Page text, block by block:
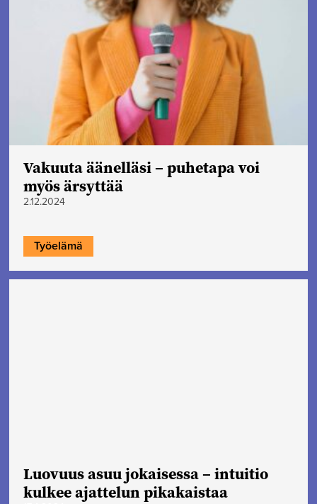
Vakuuta äänelläsi – puhetapa voi
myös ärsyttää
2.12.2024
Työelämä
Luovuus asuu jokaisessa – intuitio
kulkee ajattelun pikakaistaa